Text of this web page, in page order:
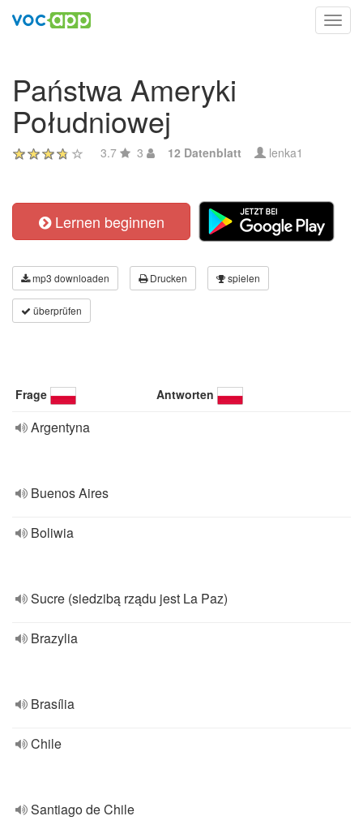
Państwa Ameryki
Południowej
3.7 3 12 Datenblatt lenka1
Lernen beginnen
mp3 downloaden Drucken spielen
überprüfen
Frage Antworten
Argentyna
Buenos Aires
Boliwia
Sucre (siedzibą rządu jest La Paz)
Brazylia
Brasília
Chile
Santiago de Chile